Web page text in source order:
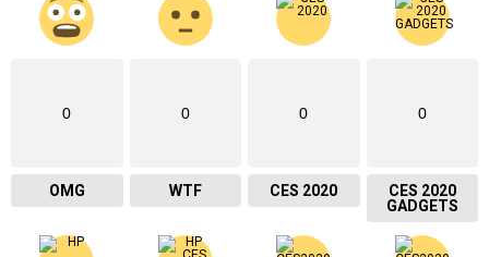
0
OMG
0
WTF
0
CES 2020
0
CES 2020
GADGETS